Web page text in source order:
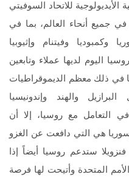
للاتحاد السوفيتي
جميع أنحاء العالم، بما في
وكمبوديا وفيتنام وإثيوبيا
اليوم لديها عملاء وتابعين
في ذلك معظم الديموقراطيات
والهند وإندونيسيا
التعامل مع روسيا، إلا أن
وسوريا هي التي دافعت عن الغزو
ستدعم روسيا أيضاً إذا
المتحدة وأتيحت لها فرصة